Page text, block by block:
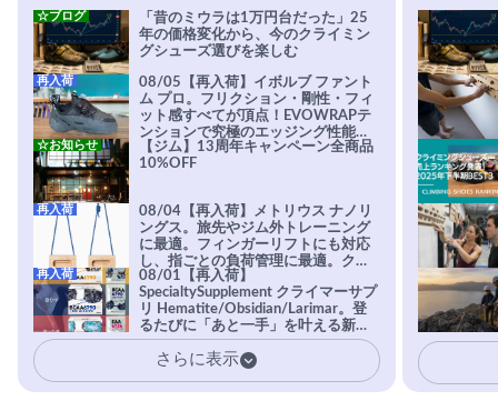
「昔のミウラは1万円台だった」25
年の価格変化から、今のクライミン
グシューズ選びを楽しむ
☆ブログ
08/05【再入荷】イボルブ ファント
ム プロ。フリクション・剛性・フィ
ット感すべてが頂点！EVOWRAPテ
ンションで究極のエッジング性能を
実現。進化系ラバーEvo-74はTRAX
を凌駕する粘着力で極小ホールドに
再入荷
【ジム】13周年キャンペーン全商品
10%OFF
☆お知らせ
08/04【再入荷】メトリウス ナノリ
ングス。旅先やジム外トレーニング
に最適。フィンガーリフトにも対応
し、指ごとの負荷管理に最適。クラ
イマーの指を本気で鍛えるギア。
再入荷
08/01【再入荷】
SpecialtySupplement クライマーサプ
リ Hematite/Obsidian/Larimar。登
るたびに「あと一手」を叶える新習
慣。高強度・高頻度のトレーニング
に耐えられる体を目指すクライマー
に、圧倒的支持を受ける専用設計サ
プリ。
再入荷
さらに表示